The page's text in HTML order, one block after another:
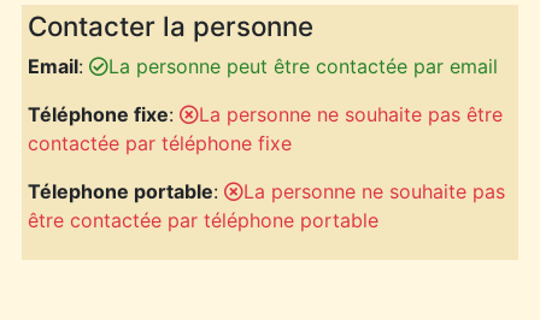
Contacter la personne
Email:
La personne peut être contactée par email
Téléphone fixe:
La personne ne souhaite pas être
contactée par téléphone fixe
Télephone portable:
La personne ne souhaite pas
être contactée par téléphone portable